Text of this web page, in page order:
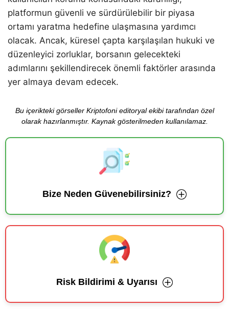
platformun güvenli ve sürdürülebilir bir piyasa
ortamı yaratma hedefine ulaşmasına yardımcı
olacak. Ancak, küresel çapta karşılaşılan hukuki ve
düzenleyici zorluklar, borsanın gelecekteki
adımlarını şekillendirecek önemli faktörler arasında
yer almaya devam edecek.
Bu içerikteki görseller Kriptofoni editoryal ekibi tarafından özel
olarak hazırlanmıştır. Kaynak gösterilmeden kullanılamaz.
Bize Neden Güvenebilirsiniz?
Risk Bildirimi & Uyarısı